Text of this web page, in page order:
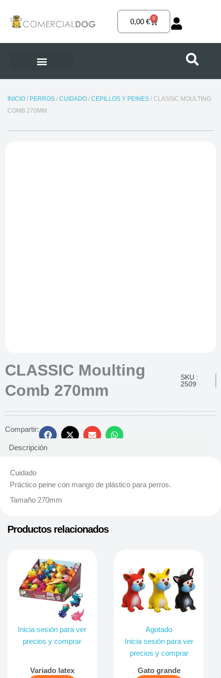
contenido
0,00€ 0
Carrito
INICIO/ PERROS/ CUIDADO/ CEPILLOS Y PEINES/ CLASSIC MOULTING
COMB 270MM
CLASSIC Moulting
Comb 270mm
SKU :
2509
Compartir:
Descripción
Cuidado
Práctico peine con mango de plástico para perros.
Tamaño 270mm
Productos relacionados
Inicia sesión para ver
precios y comprar
Variado latex
Agotado
Inicia sesión para ver
precios y comprar
Gato grande